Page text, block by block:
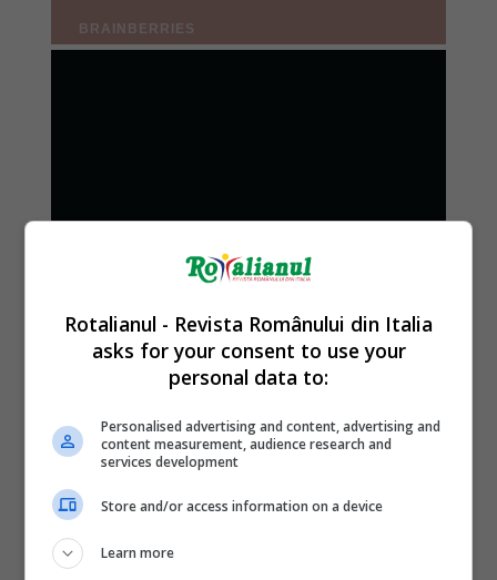
Rotalianul - Revista Românului din Italia
asks for your consent to use your
personal data to:
Personalised advertising and content, advertising and
content measurement, audience research and
services development
Store and/or access information on a device
Learn more